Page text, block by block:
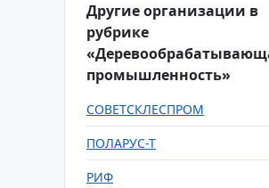
Другие организации в
рубрике
промышленность»
СОВЕТСКЛЕСПРОМ
ПОЛАРУС-Т
РИФ